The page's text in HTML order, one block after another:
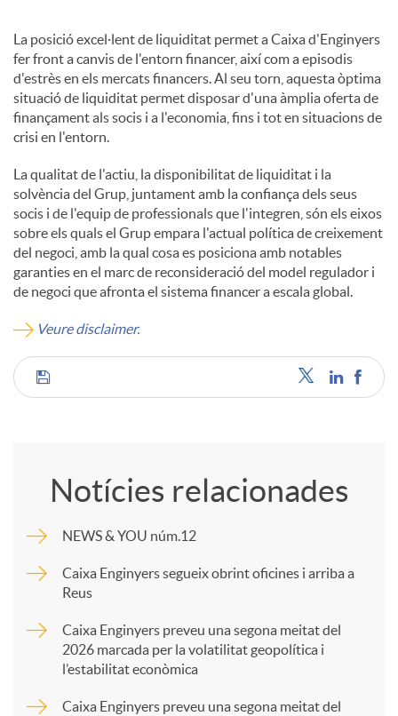
La posició excel·lent de liquiditat permet a Caixa d'Enginyers
fer front a canvis de l'entorn financer, així com a episodis
d'estrès en els mercats financers. Al seu torn, aquesta òptima
situació de liquiditat permet disposar d'una àmplia oferta de
finançament als socis i a l'economia, fins i tot en situacions de
crisi en l'entorn.
La qualitat de l'actiu, la disponibilitat de liquiditat i la
solvència del Grup, juntament amb la confiança dels seus
socis i de l'equip de professionals que l'integren, són els eixos
sobre els quals el Grup empara l'actual política de creixement
del negoci, amb la qual cosa es posiciona amb notables
garanties en el marc de reconsideració del model regulador i
de negoci que afronta el sistema financer a escala global.
Veure disclaimer.
C
p
a
Notícies relacionades
NEWS & YOU núm.12
Caixa Enginyers segueix obrint oficines i arriba a
Reus
Caixa Enginyers preveu una segona meitat del
2026 marcada per la volatilitat geopolítica i
l’estabilitat econòmica
Caixa Enginyers preveu una segona meitat del